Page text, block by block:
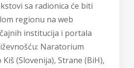
sa radionica će biti
regionu na web
institucija i portala
Naratorium
Kiš (Slovenija), Strane (BiH),